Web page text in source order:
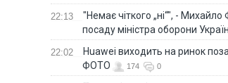
22:13
"Немає чіткого „ні“", -
посаду міністра оборони
22:02
Huawei виходить на ринок
ФОТО
174 0